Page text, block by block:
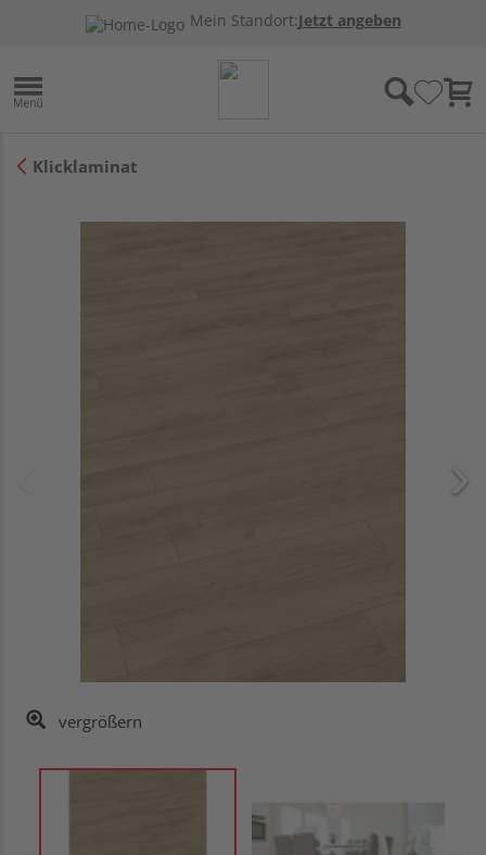
Mein Standort:Jetzt angeben
Klicklaminat
vergrößern